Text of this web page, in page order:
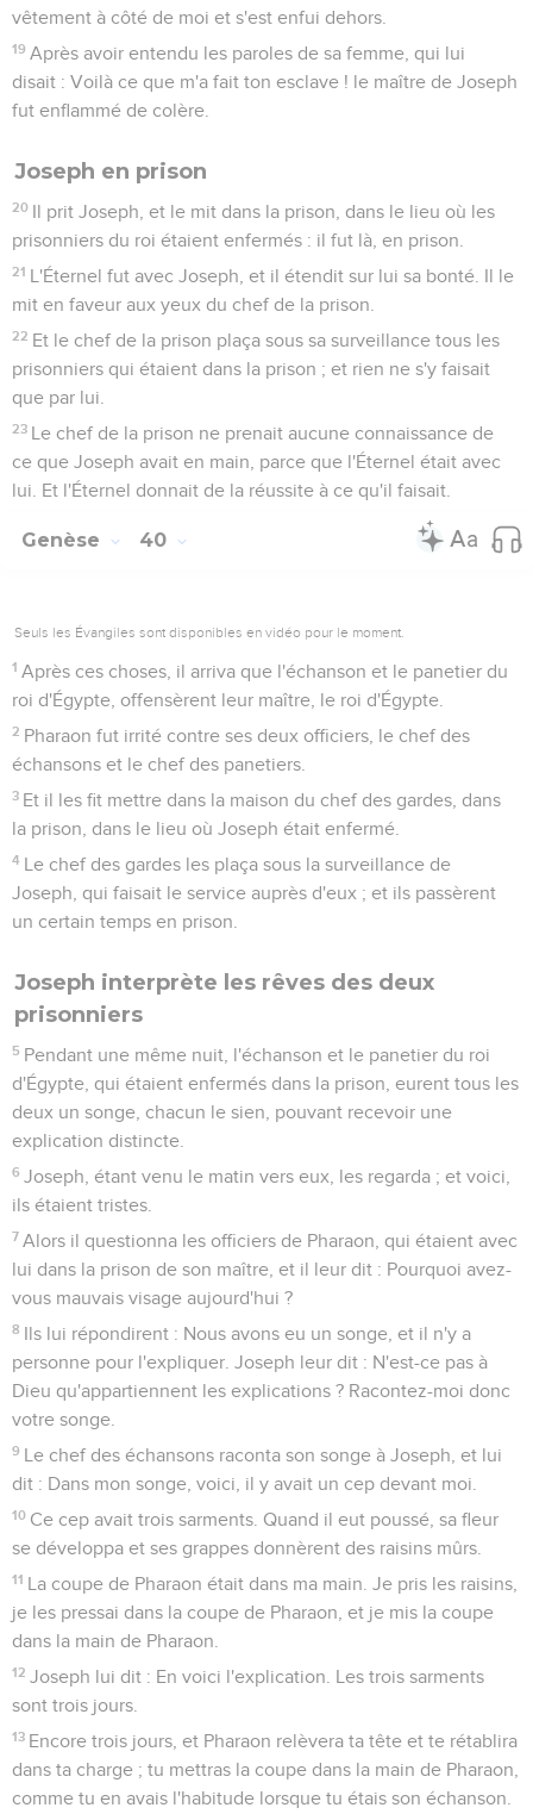
vêtement à côté de moi et s'est enfui dehors.
19 Après avoir entendu les paroles de sa femme, qui lui
disait : Voilà ce que m'a fait ton esclave ! le maître de Joseph
fut enflammé de colère.
Joseph en prison
20 Il prit Joseph, et le mit dans la prison, dans le lieu où les
prisonniers du roi étaient enfermés : il fut là, en prison.
21 L'Éternel fut avec Joseph, et il étendit sur lui sa bonté. Il le
mit en faveur aux yeux du chef de la prison.
22 Et le chef de la prison plaça sous sa surveillance tous les
prisonniers qui étaient dans la prison ; et rien ne s'y faisait
que par lui.
23 Le chef de la prison ne prenait aucune connaissance de
ce que Joseph avait en main, parce que l'Éternel était avec
lui. Et l'Éternel donnait de la réussite à ce qu'il faisait.
Genèse 40
Seuls les Évangiles sont disponibles en vidéo pour le moment.
1 Après ces choses, il arriva que l'échanson et le panetier du
roi d'Égypte, offensèrent leur maître, le roi d'Égypte.
2 Pharaon fut irrité contre ses deux officiers, le chef des
échansons et le chef des panetiers.
3 Et il les fit mettre dans la maison du chef des gardes, dans
la prison, dans le lieu où Joseph était enfermé.
4 Le chef des gardes les plaça sous la surveillance de
Joseph, qui faisait le service auprès d'eux ; et ils passèrent
un certain temps en prison.
Joseph interprète les rêves des deux
prisonniers
5 Pendant une même nuit, l'échanson et le panetier du roi
d'Égypte, qui étaient enfermés dans la prison, eurent tous les
deux un songe, chacun le sien, pouvant recevoir une
explication distincte.
6 Joseph, étant venu le matin vers eux, les regarda ; et voici,
ils étaient tristes.
7 Alors il questionna les officiers de Pharaon, qui étaient avec
lui dans la prison de son maître, et il leur dit : Pourquoi avez-
vous mauvais visage aujourd'hui ?
8 Ils lui répondirent : Nous avons eu un songe, et il n'y a
personne pour l'expliquer. Joseph leur dit : N'est-ce pas à
Dieu qu'appartiennent les explications ? Racontez-moi donc
votre songe.
9 Le chef des échansons raconta son songe à Joseph, et lui
dit : Dans mon songe, voici, il y avait un cep devant moi.
10 Ce cep avait trois sarments. Quand il eut poussé, sa fleur
se développa et ses grappes donnèrent des raisins mûrs.
11 La coupe de Pharaon était dans ma main. Je pris les raisins,
je les pressai dans la coupe de Pharaon, et je mis la coupe
dans la main de Pharaon.
12 Joseph lui dit : En voici l'explication. Les trois sarments
sont trois jours.
13 Encore trois jours, et Pharaon relèvera ta tête et te rétablira
dans ta charge ; tu mettras la coupe dans la main de Pharaon,
comme tu en avais l'habitude lorsque tu étais son échanson.